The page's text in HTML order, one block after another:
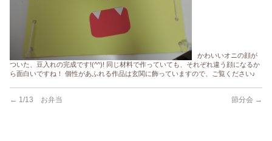
かわいいオニの顔が
ついた、豆入れの完成です!(^^)! 同じ材料で作っていても、それぞれ違う顔になるか
ら面白いですね！ 個性があふれる作品は玄関に飾っていますので、ご覧ください♪
← 1/13 お弁当 節分会 →